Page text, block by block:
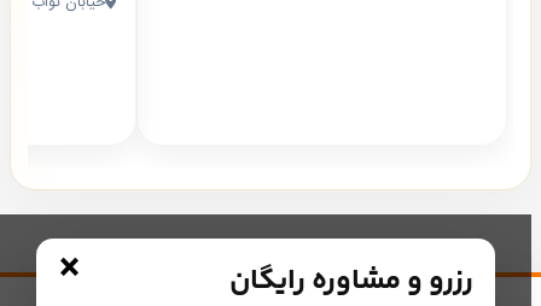
رزرو و مشاوره رایگان ×